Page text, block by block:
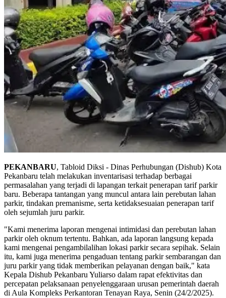
PEKANBARU, Tabloid Diksi - Dinas Perhubungan (Dishub) Kota
Pekanbaru telah melakukan inventarisasi terhadap berbagai
permasalahan yang terjadi di lapangan terkait penerapan tarif parkir
baru. Beberapa tantangan yang muncul antara lain perebutan lahan
parkir, tindakan premanisme, serta ketidaksesuaian penerapan tarif
oleh sejumlah juru parkir.
"Kami menerima laporan mengenai intimidasi dan perebutan lahan
parkir oleh oknum tertentu. Bahkan, ada laporan langsung kepada
kami mengenai pengambilalihan lokasi parkir secara sepihak. Selain
itu, kami juga menerima pengaduan tentang parkir sembarangan dan
juru parkir yang tidak memberikan pelayanan dengan baik," kata
Kepala Dishub Pekanbaru Yuliarso dalam rapat efektivitas dan
percepatan pelaksanaan penyelenggaraan urusan pemerintah daerah
di Aula Kompleks Perkantoran Tenayan Raya, Senin (24/2/2025).